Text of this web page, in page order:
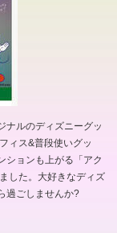
ナルのディズニーグッ
ィス&普段使いグッ
ションも上がる「アク
した。大好きなディズ
過ごしませんか?